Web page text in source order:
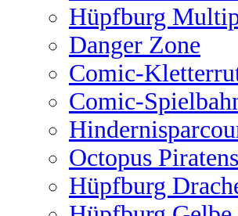
Hüpfburg
Danger Zone
Comic-
Comic-
Octopus
Hüpfburg